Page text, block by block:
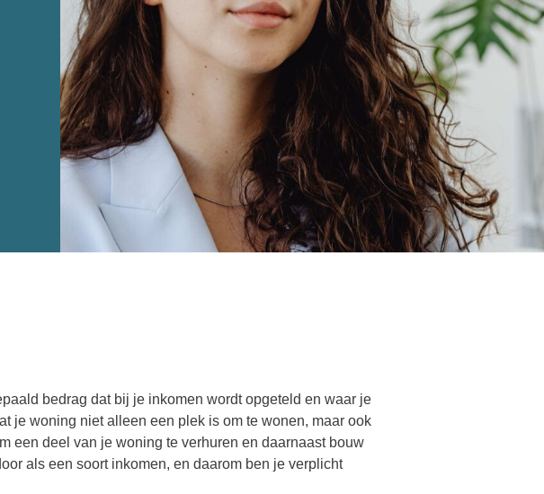
bedrag dat bij je inkomen wordt opgeteld en waar je
je woning niet alleen een plek is om te wonen, maar ook
een deel van je woning te verhuren en daarnaast bouw
als een soort inkomen, en daarom ben je verplicht